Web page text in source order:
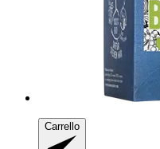
Carrello